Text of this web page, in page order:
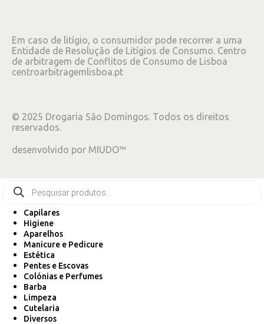
Em caso de litígio, o consumidor pode recorrer a uma
Entidade de Resolução de Litígios de Consumo. Centro
de arbitragem de Conflitos de Consumo de Lisboa
centroarbitragemlisboa.pt
© 2025 Drogaria São Domingos. Todos os direitos
reservados.
desenvolvido por MIUDO™
Capilares
Higiene
Aparelhos
Manicure e Pedicure
Estética
Pentes e Escovas
Colónias e Perfumes
Barba
Limpeza
Cutelaria
Diversos